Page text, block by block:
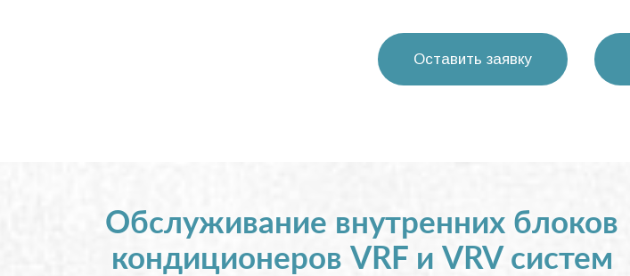
Оставить заявку
Обслуживание внутренних блоков
кондиционеров VRF и VRV систем